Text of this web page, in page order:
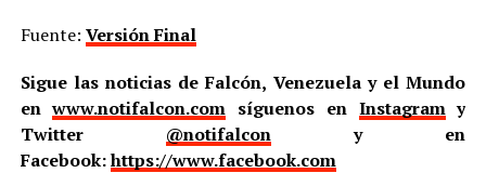
Fuente: Versión Final
Sigue las noticias de Falcón, Venezuela y el Mundo
enwww.notifalcon.com síguenos en Instagramy
Twitter @notifalcony en
Facebook:https://www.facebook.com